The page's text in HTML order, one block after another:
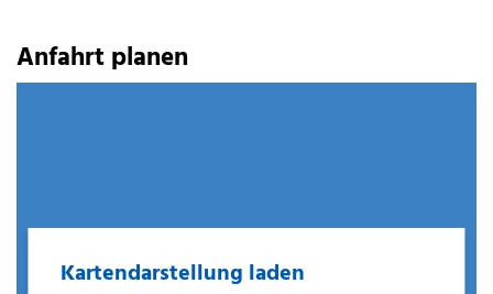
Anfahrt planen
Kartendarstellung laden